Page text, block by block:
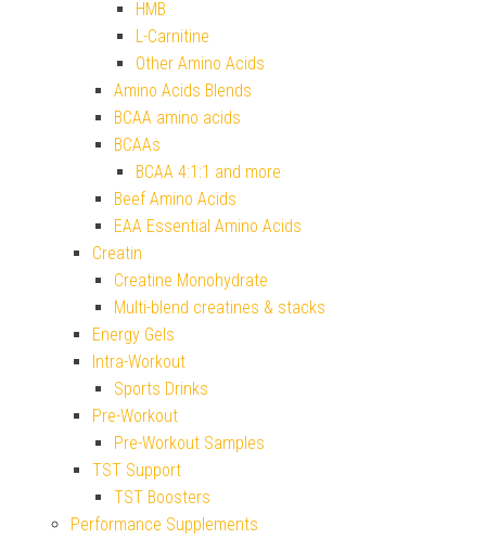
HMB
L-Carnitine
Other Amino Acids
Amino Acids Blends
BCAA amino acids
BCAAs
BCAA 4:1:1 and more
Beef Amino Acids
EAA Essential Amino Acids
Creatin
Creatine Monohydrate
Multi-blend creatines & stacks
Energy Gels
Intra-Workout
Sports Drinks
Pre-Workout
Pre-Workout Samples
TST Support
TST Boosters
Performance Supplements